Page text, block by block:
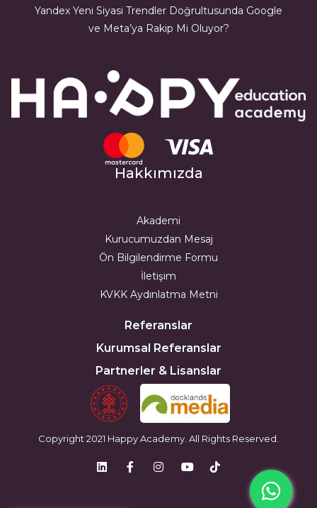
Yandex Yeni Siyasi Trendler Doğrultusunda Google
ve Meta’ya Rakip Mi Oluyor?
Hakkımızda
Akademi
Kurucumuzdan Mesaj
Ön Bilgilendirme Formu
İletişim
KVKK Aydınlatma Metni
Referanslar
Kurumsal Referanslar
Partnerler & Lisanslar
Copyright 2021 Happy Academy. All Rights Reserved.